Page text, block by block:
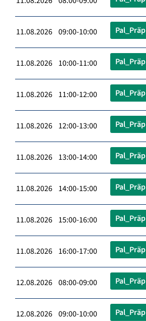
11.08.2026 09:00-10:00 Pal_Präp
11.08.2026 10:00-11:00 Pal_Präp
11.08.2026 11:00-12:00 Pal_Präp
11.08.2026 12:00-13:00 Pal_Präp
11.08.2026 13:00-14:00 Pal_Präp
11.08.2026 14:00-15:00 Pal_Präp
11.08.2026 15:00-16:00 Pal_Präp
11.08.2026 16:00-17:00 Pal_Präp
12.08.2026 08:00-09:00 Pal_Präp
12.08.2026 09:00-10:00 Pal_Präp